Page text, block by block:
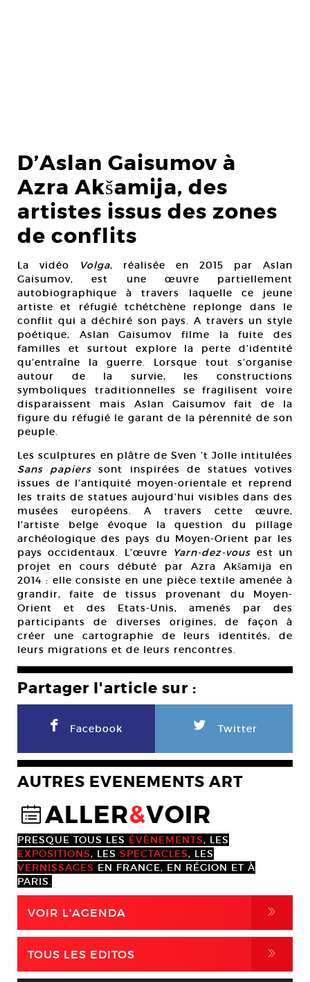
D’Aslan Gaisumov à
Azra Akšamija, des
artistes issus des zones
de conflits
La vidéo Volga, réalisée en 2015 par Aslan
Gaisumov, est une œuvre partiellement
autobiographique à travers laquelle ce jeune
artiste et réfugié tchétchène replonge dans le
conflit qui a déchiré son pays. A travers un style
poétique, Aslan Gaisumov filme la fuite des
familles et surtout explore la perte d’identité
qu’entraîne la guerre. Lorsque tout s’organise
autour de la survie, les constructions
symboliques traditionnelles se fragilisent voire
disparaissent mais Aslan Gaisumov fait de la
figure du réfugié le garant de la pérennité de son
peuple.
Les sculptures en plâtre de Sven ’t Jolle intitulées
Sans papiers sont inspirées de statues votives
issues de l’antiquité moyen-orientale et reprend
les traits de statues aujourd’hui visibles dans des
musées européens. A travers cette œuvre,
l’artiste belge évoque la question du pillage
archéologique des pays du Moyen-Orient par les
pays occidentaux. L’œuvre Yarn-dez-vous est un
projet en cours débuté par Azra Akšamija en
2014 : elle consiste en une pièce textile amenée à
grandir, faite de tissus provenant du Moyen-
Orient et des Etats-Unis, amenés par des
participants de diverses origines, de façon à
créer une cartographie de leurs identités, de
leurs migrations et de leurs rencontres.
Partager l'article sur :
F Facebook L Twitter
AUTRES EVENEMENTS ART
@ALLER&VOIR
PRESQUE TOUS LES ÉVÈNEMENTS, LES
EXPOSITIONS, LES SPECTACLES, LES
VERNISSAGES EN FRANCE, EN RÉGION ET À
PARIS.
VOIR L'AGENDA ,
TOUS LES EDITOS ,